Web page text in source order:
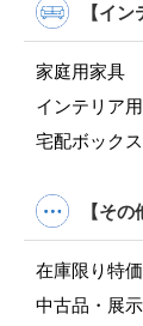
【イ
家庭用家具
インテリア
宅配ボックス
【その
在庫限り特
中古品・展